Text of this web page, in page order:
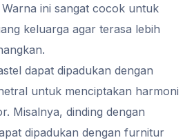
ini sangat cocok untuk
keluarga agar terasa lebih
dapat dipadukan dengan
untuk menciptakan harmoni
Misalnya, dinding dengan
dipadukan dengan furnitur